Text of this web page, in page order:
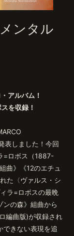
ンタル
アルバム！
を収録！
表しました！今回
=ロボス（1887-
曲》《12のエチュ
た〈ヴァルス・シ
ラ=ロボスの最晩
ンの森》組曲から
編曲版)が収録され
できない表現を追